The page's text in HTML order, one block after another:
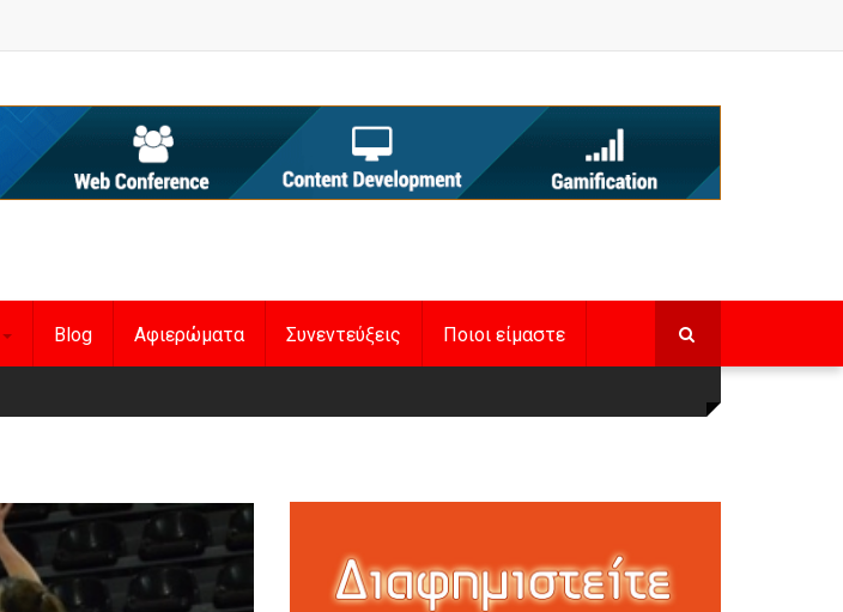
Blog Αφιερώματα Συνεντεύξεις Ποιοι είμαστε